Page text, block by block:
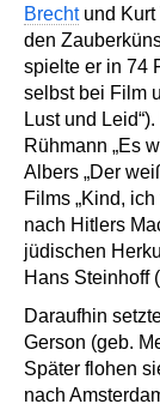
Brechtund Kurt
den
spielte er in 74
selbst bei Film
Lust und
Rühmann „Es
Albers „Der
Films „Kind,
nach Hitlers
jüdischen
Hans Steinhoff
Daraufhin
Gerson (geb.
Später flohen
nach